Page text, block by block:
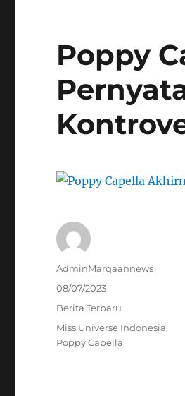
Poppy
Author
AdminMarqaannews
Posted
08/07/2023
Categories
Berita Terbaru
Tags
Miss Universe Indonesia,
Poppy Capella